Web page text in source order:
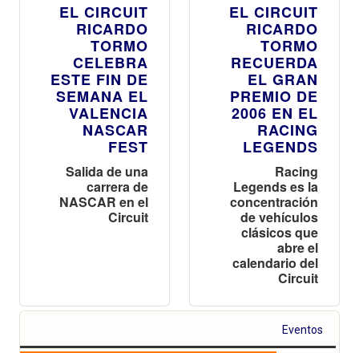
EL CIRCUIT
RICARDO
TORMO
CELEBRA
ESTE FIN DE
SEMANA EL
VALENCIA
NASCAR
FEST
Salida de una
carrera de
NASCAR en el
Circuit
EL CIRCUIT
RICARDO
TORMO
RECUERDA
EL GRAN
PREMIO DE
2006 EN EL
RACING
LEGENDS
Racing
Legends es la
concentración
de vehículos
clásicos que
abre el
calendario del
Circuit
Eventos